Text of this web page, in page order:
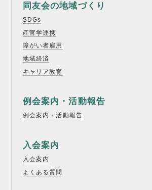
同友会の地域づくり
SDGs
産官学連携
障がい者雇用
地域経済
キャリア教育
例会案内・活動報告
例会案内・活動報告
入会案内
入会案内
よくある質問